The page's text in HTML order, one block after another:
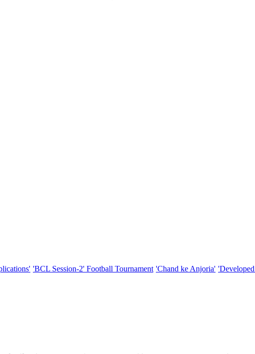
'BCL Session-2' Football Tournament 'Chand ke Anjoria'